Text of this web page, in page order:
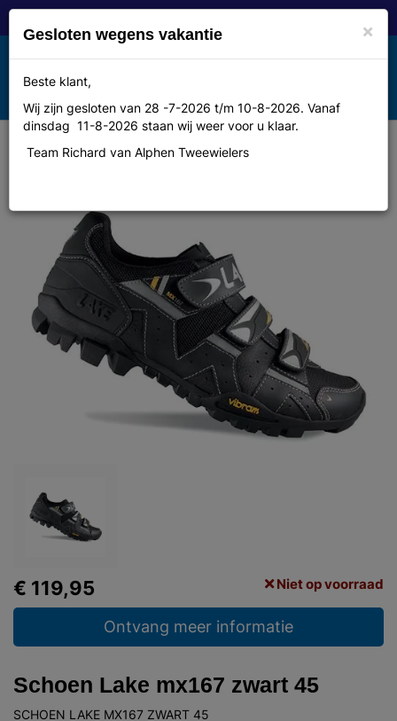
Toggle
navigation
MENU
Schoen Lake mx167 zwart 45
€ 119,95 Niet op voorraad
Ontvang meer informatie
Schoen Lake mx167 zwart 45
SCHOEN LAKE MX167 ZWART 45
×
Gesloten wegens vakantie
Beste klant,
Wij zijn gesloten van 28 -7-2026 t/m 10-8-2026. Vanaf
dinsdag 11-8-2026 staan wij weer voor u klaar.
Team Richard van Alphen Tweewielers